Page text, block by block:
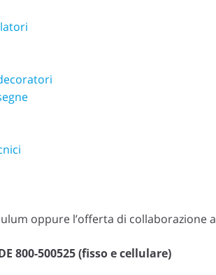
oppure l’offerta di collaborazione a
800-500525 (fisso e cellulare)